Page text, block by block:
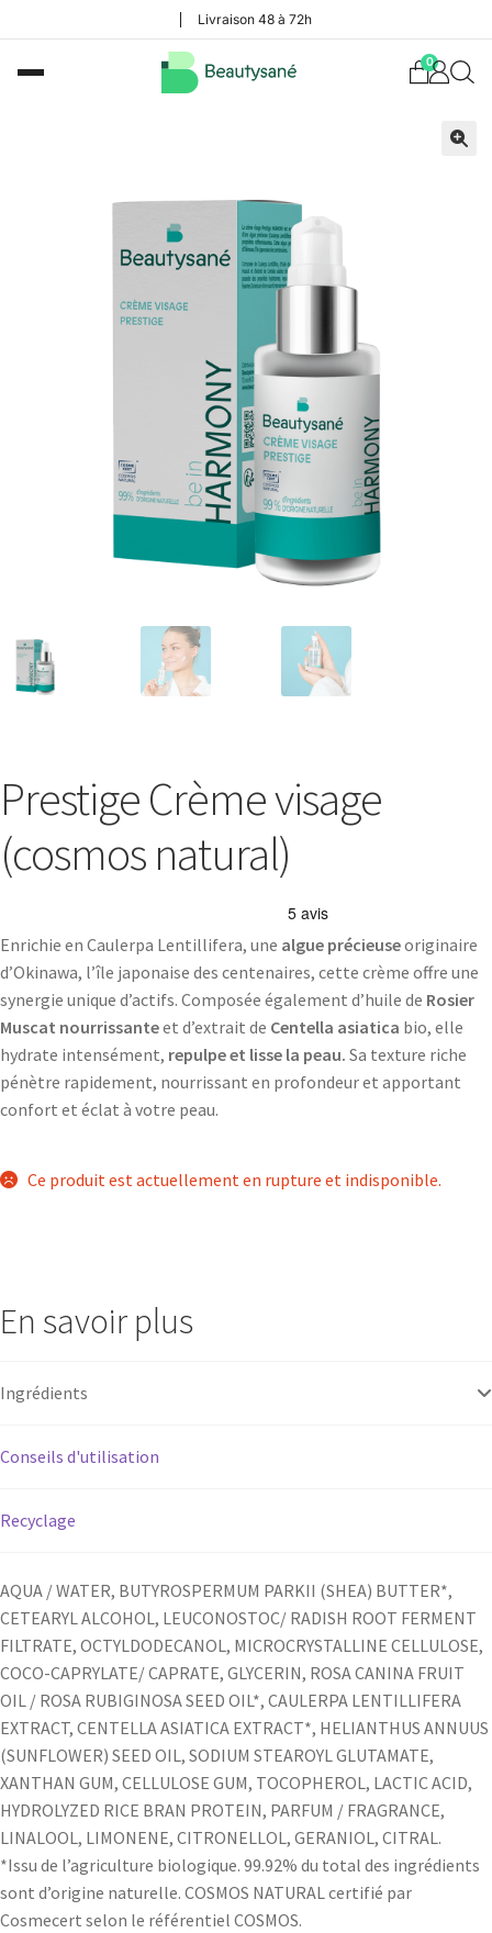
Livraison 48 à 72h
0
Prestige Crème visage
(cosmos natural)
Enrichie en Caulerpa Lentillifera, une algue précieuseoriginaire
d’Okinawa, l’île japonaise des centenaires, cette crème offre une
synergie unique d’actifs. Composée également d’huile de Rosier
Muscat nourrissanteet d’extrait de Centella asiatica bio, elle
hydrate intensément, repulpe et lisse la peau. Sa texture riche
pénètre rapidement, nourrissant en profondeur et apportant
confort et éclat à votre peau.
Ce produit est actuellement en rupture et indisponible.
En savoir plus
Ingrédients
Conseils d'utilisation
Recyclage
AQUA / WATER, BUTYROSPERMUM PARKII (SHEA) BUTTER*,
CETEARYL ALCOHOL, LEUCONOSTOC/ RADISH ROOT FERMENT
FILTRATE, OCTYLDODECANOL, MICROCRYSTALLINE CELLULOSE,
COCO-CAPRYLATE/ CAPRATE, GLYCERIN, ROSA CANINA FRUIT
OIL / ROSA RUBIGINOSA SEED OIL*, CAULERPA LENTILLIFERA
EXTRACT, CENTELLA ASIATICA EXTRACT*, HELIANTHUS ANNUUS
(SUNFLOWER) SEED OIL, SODIUM STEAROYL GLUTAMATE,
XANTHAN GUM, CELLULOSE GUM, TOCOPHEROL, LACTIC ACID,
HYDROLYZED RICE BRAN PROTEIN, PARFUM / FRAGRANCE,
LINALOOL, LIMONENE, CITRONELLOL, GERANIOL, CITRAL.
*Issu de l’agriculture biologique. 99.92% du total des ingrédients
sont d’origine naturelle. COSMOS NATURAL certifié par
Cosmecert selon le référentiel COSMOS.